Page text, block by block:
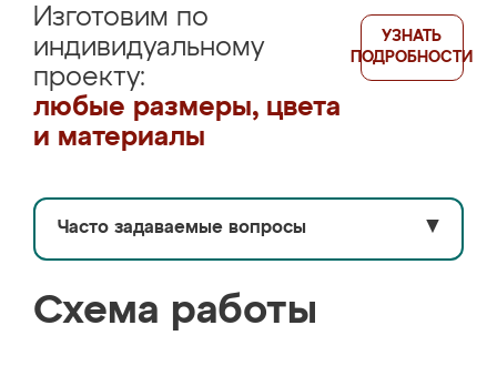
Изготовим по
индивидуальному
проекту:
любые размеры, цвета
и материалы
УЗНАТЬ
ПОДРОБНОСТИ
Часто задаваемые вопросы ▼
Схема работы